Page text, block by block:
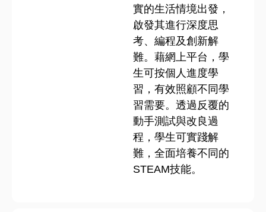
實的生活情境出發，
啟發其進行深度思
考、編程及創新解
難。藉網上平台，學
生可按個人進度學
習，有效照顧不同學
習需要。透過反覆的
動手測試與改良過
程，學生可實踐解
難，全面培養不同的
STEAM技能。